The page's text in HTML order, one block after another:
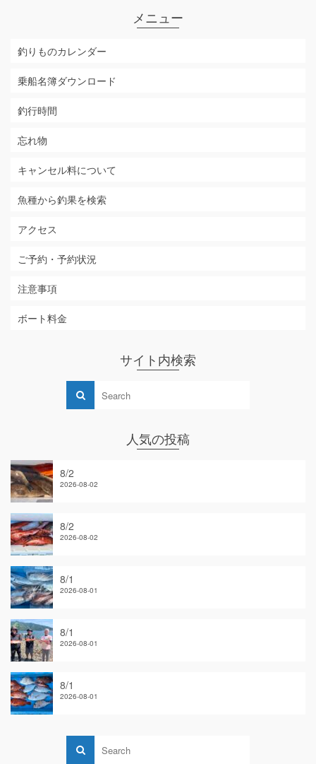
メニュー
釣りものカレンダー
乗船名簿ダウンロード
釣行時間
忘れ物
キャンセル料について
魚種から釣果を検索
アクセス
ご予約・予約状況
注意事項
ボート料金
サイト内検索
人気の投稿
8/2
2026-08-02
8/2
2026-08-02
8/1
2026-08-01
8/1
2026-08-01
8/1
2026-08-01